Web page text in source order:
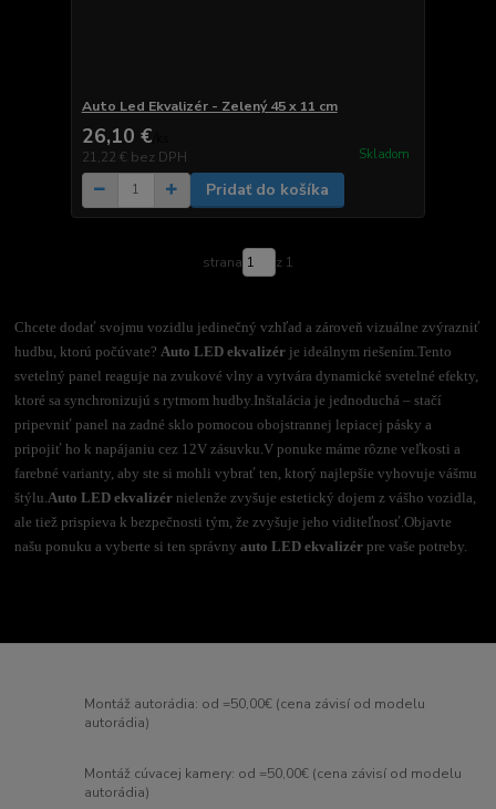
Auto Led Ekvalizér - Zelený 45 x 11 cm
26,10 €
21,22 € bez DPH Skladom
Pridať do košíka
strana z 1
Chcete dodať svojmu vozidlu jedinečný vzhľad a zároveň vizuálne zvýrazniť
hudbu, ktorú počúvate?Auto LED ekvalizér je ideálnym riešením.Tento
svetelný panel reaguje na zvukové vlny a vytvára dynamické svetelné efekty,
ktoré sa synchronizujú s rytmom hudby. Inštalácia je jednoduchá – stačí
pripevniť panel na zadné sklo pomocou obojstrannej lepiacej pásky a
pripojiť ho k napájaniu cez 12V zásuvku.V ponuke máme rôzne veľkosti a
farebné varianty, aby ste si mohli vybrať ten, ktorý najlepšie vyhovuje vášmu
štýlu.Auto LED ekvalizér nielenže zvyšuje estetický dojem z vášho vozidla,
ale tiež prispieva k bezpečnosti tým, že zvyšuje jeho viditeľnosť.Objavte
našu ponuku a vyberte si ten správnyauto LED ekvalizér pre vaše potreby.
Montáž autorádia: od =50,00€ (cena závisí od modelu
autorádia)
Montáž cúvacej kamery: od =50,00€ (cena závisí od modelu
autorádia)